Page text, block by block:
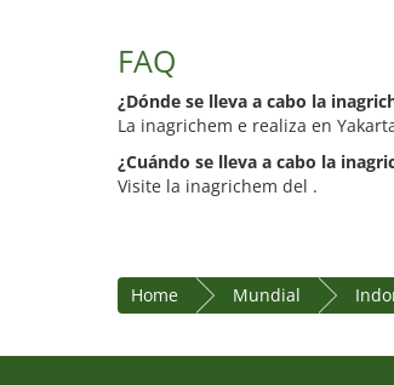
FAQ
¿Dónde se lleva a cabo la
La inagrichem e realiza en
¿Cuándo se lleva a cabo la
Visite la inagrichem del .
Home Mundial